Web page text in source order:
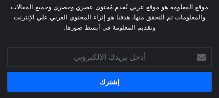
موقع المعلومة هو موقع عربي يُقدم مُحتوي عصري وحصري وجميع المقالات
والمعلومات تم التحقق منها، هدفنا هو إثراء المحتوي العربي علي الإنترنت
وتقديم المعلومة في أبسط صورها.
بريدك
الإلكتروني